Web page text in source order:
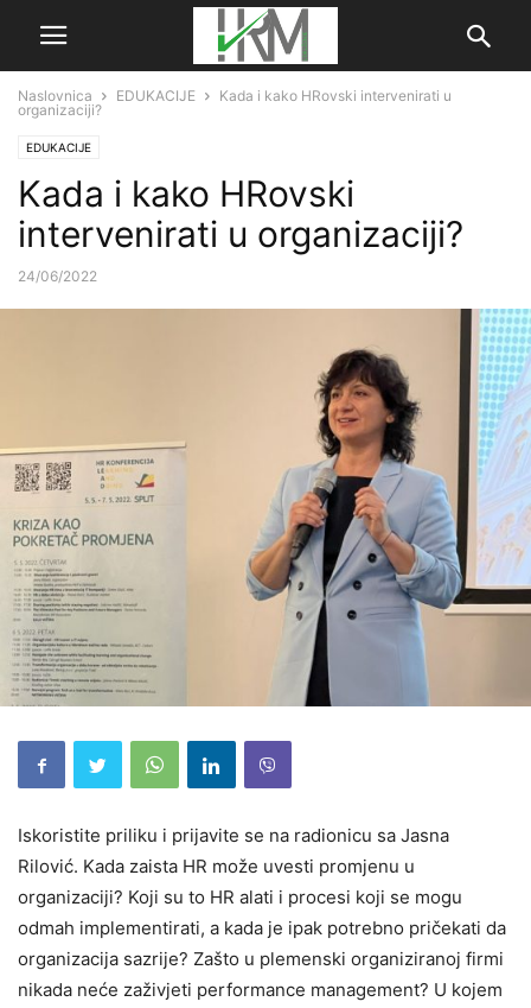
Naslovnica EDUKACIJE
Kada i kako HRovski intervenirati u
organizaciji?
EDUKACIJE
Kada i kako HRovski
intervenirati u organizaciji?
24/06/2022
Iskoristite priliku i prijavite se na radionicu sa Jasna
Rilović. Kada zaista HR može uvesti promjenu u
organizaciji? Koji su to HR alati i procesi koji se mogu
odmah implementirati, a kada je ipak potrebno pričekati da
organizacija sazrije? Zašto u plemenski organiziranoj firmi
nikada neće zaživjeti performance management? U kojem